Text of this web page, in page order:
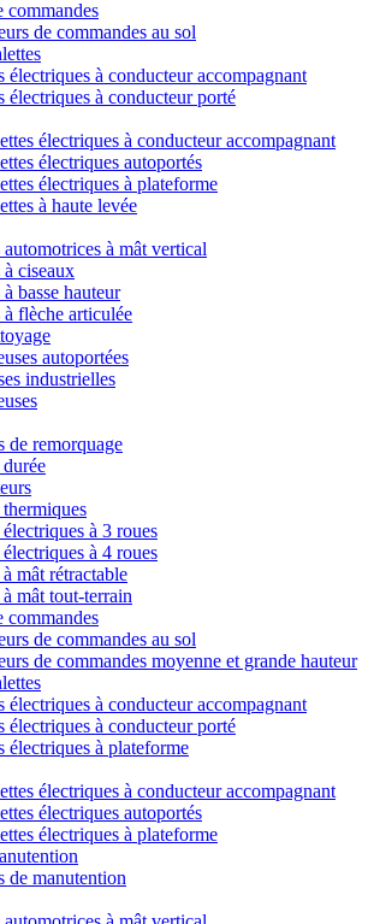
commandes
de commandes au sol
électriques à conducteur accompagnant
électriques à conducteur porté
électriques à conducteur accompagnant
électriques autoportés
électriques à plateforme
à haute levée
à mât vertical
ciseaux
basse hauteur
flèche articulée
autoportées
industrielles
de remorquage
à 3 roues
à 4 roues
mât rétractable
mât tout-terrain
commandes
de commandes au sol
de commandes moyenne et grande hauteur
électriques à conducteur accompagnant
électriques à conducteur porté
électriques à plateforme
électriques à conducteur accompagnant
électriques autoportés
électriques à plateforme
de manutention